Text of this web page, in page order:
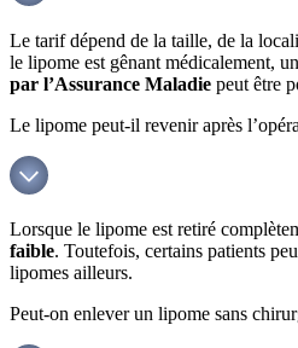
Le tarif dépend de la taille, de la
le lipome est gênant médicalement,
par l’Assurance Maladie peut être
Le lipome peut-il revenir après
Lorsque le lipome est retiré
faible. Toutefois, certains patients
lipomes ailleurs.
Peut-on enlever un lipome sans